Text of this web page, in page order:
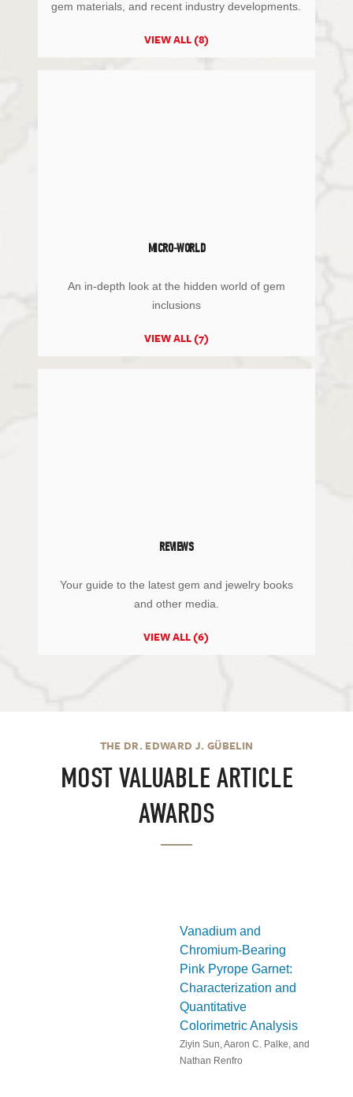
gem materials, and recent industry developments.
VIEW ALL (8)
MICRO-WORLD
An in-depth look at the hidden world of gem
inclusions
VIEW ALL (7)
REVIEWS
Your guide to the latest gem and jewelry books
and other media.
VIEW ALL (6)
THE DR. EDWARD J. GÜBELIN
MOST VALUABLE ARTICLE
AWARDS
Vanadium and
Chromium-Bearing
Pink Pyrope Garnet:
Characterization and
Quantitative
Colorimetric Analysis
Ziyin Sun, Aaron C. Palke, and
Nathan Renfro